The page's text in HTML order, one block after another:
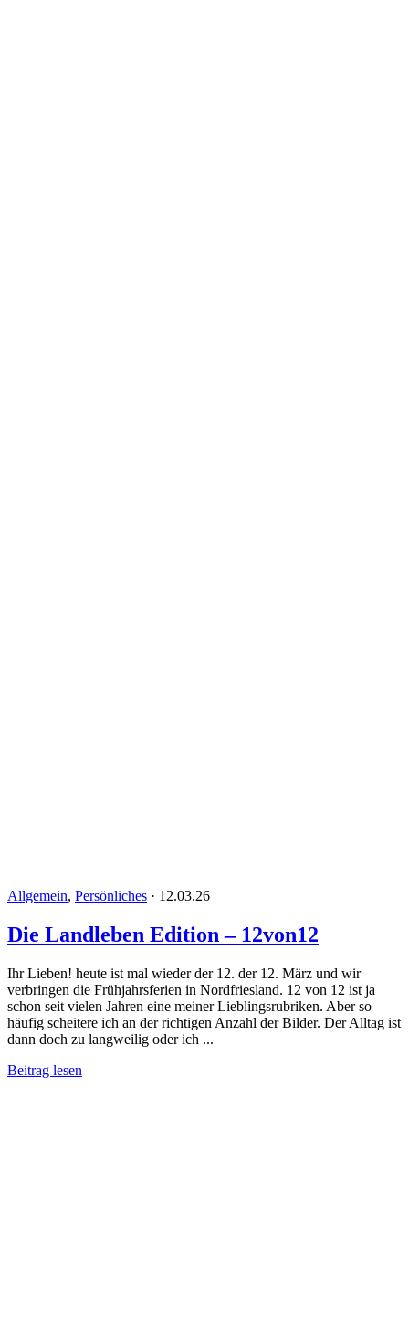
Allgemein, Persönliches · 12.03.26
Die Landleben Edition – 12von12
Ihr Lieben! heute ist mal wieder der 12. der 12. März und wir
verbringen die Frühjahrsferien in Nordfriesland. 12 von 12 ist ja
schon seit vielen Jahren eine meiner Lieblingsrubriken. Aber so
häufig scheitere ich an der richtigen Anzahl der Bilder. Der Alltag ist
dann doch zu langweilig oder ich ...
Beitrag lesen